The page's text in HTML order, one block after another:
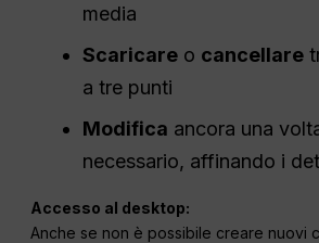
media
Scaricare o cancellare
a tre punti
Modifica ancora una
necessario, affinando i
Accesso al desktop:
Anche se non è possibile creare nuovi